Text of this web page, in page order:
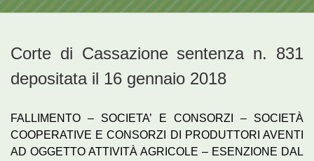
Corte di Cassazione sentenza n. 831
depositata il 16 gennaio 2018
FALLIMENTO – SOCIETA’ E CONSORZI – SOCIETÀ
COOPERATIVE E CONSORZI DI PRODUTTORI AVENTI
AD OGGETTO ATTIVITÀ AGRICOLE – ESENZIONE DAL